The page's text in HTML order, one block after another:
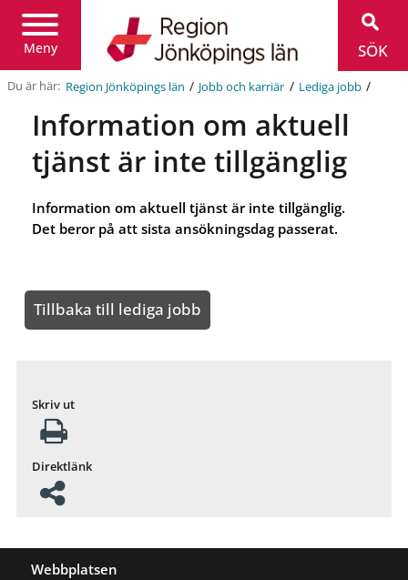
Meny
Jönköpings
län
SÖK
Du är här: Region Jönköpings län / Jobb och karriär / Lediga jobb /
Information om aktuell
tjänst är inte tillgänglig
Information om aktuell tjänst är inte tillgänglig.
Det beror på att sista ansökningsdag passerat.
Tillbaka till lediga jobb
Skriv ut
Direktlänk
Webbplatsen